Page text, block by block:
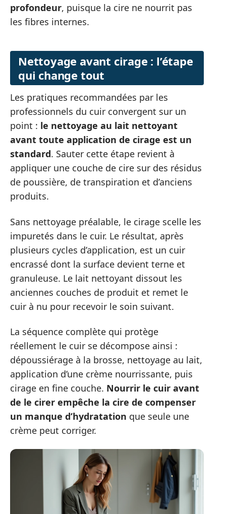
profondeur, puisque la cire ne nourrit pas
les fibres internes.
Nettoyage avant cirage : l’étape
qui change tout
Les pratiques recommandées par les
professionnels du cuir convergent sur un
point : le nettoyage au lait nettoyant
avant toute application de cirage est un
standard. Sauter cette étape revient à
appliquer une couche de cire sur des résidus
de poussière, de transpiration et d’anciens
produits.
Sans nettoyage préalable, le cirage scelle les
impuretés dans le cuir. Le résultat, après
plusieurs cycles d’application, est un cuir
encrassé dont la surface devient terne et
granuleuse. Le lait nettoyant dissout les
anciennes couches de produit et remet le
cuir à nu pour recevoir le soin suivant.
La séquence complète qui protège
réellement le cuir se décompose ainsi :
dépoussiérage à la brosse, nettoyage au lait,
application d’une crème nourrissante, puis
cirage en fine couche. Nourrir le cuir avant
de le cirer empêche la cire de compenser
un manque d’hydratation que seule une
crème peut corriger.